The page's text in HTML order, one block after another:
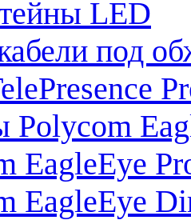
LED
под
Polycom
EagleEye
EagleEye